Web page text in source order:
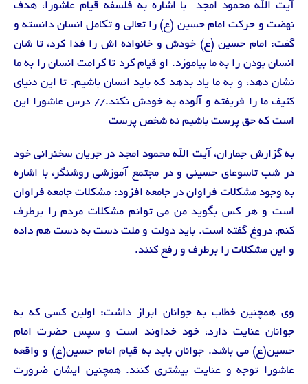
آیت الله محمود امجد با اشاره به فلسفه قیام عاشورا، هدف
نهضت و حرکت امام حسین (ع) را تعالی و تکامل انسان دانسته و
گفت: امام حسین (ع) خودش و خانواده اش را فدا کرد، تا شان
انسان بودن را به ما بیاموزد. او قیام کرد تا کرامت انسان را به ما
نشان دهد، و به ما یاد بدهد که باید انسان باشیم. تا این دنیای
کثیف ما را فریفته و آلوده به خودش نکند.// درس عاشورا این
است که حق پرست باشیم نه شخص پرست
به گزارش جماران، آیت الله محمود امجد در جریان سخنرانی خود
در شب تاسوعای حسینی و در مجتمع آموزشی روشنگر، با اشاره
به وجود مشکلات فراوان در جامعه افزود: مشکلات جامعه فراوان
است و هر کس بگوید من می توانم مشکلات مردم را برطرف
کنم، دروغ گفته است. باید دولت و ملت دست به دست هم داده
و این مشکلات را برطرف و رفع کنند.
وی همچنین خطاب به جوانان ابراز داشت: اولین کسی که به
جوانان عنایت دارد، خود خداوند است و سپس حضرت امام
حسین(ع) می باشد. جوانان باید به قیام امام حسین(ع) و واقعه
عاشورا توجه و عنایت بیشتری کنند. همچنین ایشان ضرورت